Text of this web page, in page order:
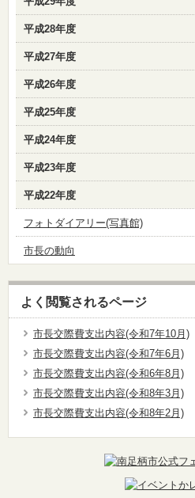
平成28年度
平成27年度
平成26年度
平成25年度
平成24年度
平成23年度
平成22年度
フォトダイアリー(写真館)
市長の動向
よく閲覧されるページ
市長交際費支出内容(令和7年10月)
市長交際費支出内容(令和7年6月)
市長交際費支出内容(令和6年8月)
市長交際費支出内容(令和8年3月)
市長交際費支出内容(令和8年2月)